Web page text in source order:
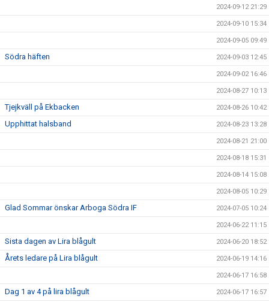
2024-09-12 21:29
2024-09-10 15:34
2024-09-05 09:49
Södra häften 2024-09-03 12:45
2024-09-02 16:46
2024-08-27 10:13
Tjejkväll på Ekbacken 2024-08-26 10:42
Upphittat halsband 2024-08-23 13:28
2024-08-21 21:00
2024-08-18 15:31
2024-08-14 15:08
2024-08-05 10:29
Glad Sommar önskar Arboga Södra IF 2024-07-05 10:24
2024-06-22 11:15
Sista dagen av Lira blågult 2024-06-20 18:52
Årets ledare på Lira blågult 2024-06-19 14:16
2024-06-17 16:58
Dag 1 av 4 på lira blågult 2024-06-17 16:57